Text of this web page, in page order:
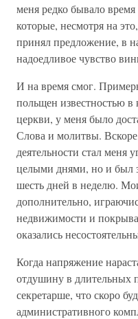
меня редко бывало
которые, несмотря на
принял предложение, в
надоедливое чувство
И на время смог.
польщен известностью в
церкви, у меня было
Слова и молитвы.
деятельности стал меня
целыми днями, но и был
шесть дней в неделю.
дополнительно,
недвижимости и
оказались
Когда напряжение
отдушину в длительных
секретарше, что скоро
административного